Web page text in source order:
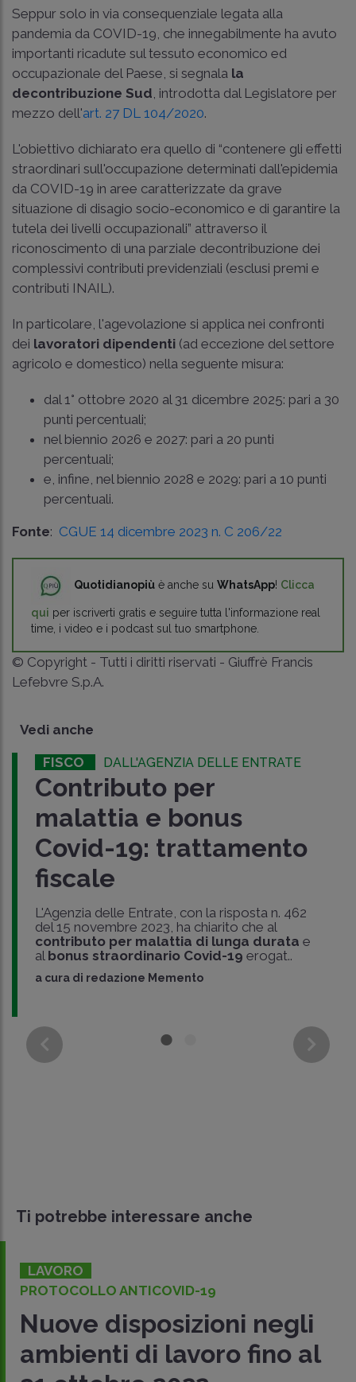
Seppur solo in via consequenziale legata alla
pandemia da COVID-19, che innegabilmente ha avuto
importanti ricadute sul tessuto economico ed
occupazionale del Paese, si segnala la
decontribuzione Sud, introdotta dal Legislatore per
mezzo dell'art. 27 DL 104/2020.
L'obiettivo dichiarato era quello di “contenere gli effetti
straordinari sull'occupazione determinati dall'epidemia
da COVID-19 in aree caratterizzate da grave
situazione di disagio socio-economico e di garantire la
tutela dei livelli occupazionali” attraverso il
riconoscimento di una parziale decontribuzione dei
complessivi contributi previdenziali (esclusi premi e
contributi INAIL).
In particolare, l'agevolazione si applica nei confronti
dei lavoratori dipendenti (ad eccezione del settore
agricolo e domestico) nella seguente misura:
dal 1° ottobre 2020 al 31 dicembre 2025: pari a 30
punti percentuali;
nel biennio 2026 e 2027: pari a 20 punti
percentuali;
e, infine, nel biennio 2028 e 2029: pari a 10 punti
percentuali.
Fonte: CGUE 14 dicembre 2023 n. C 206/22
Quotidianopiù è anche su WhatsApp! Clicca
qui per iscriverti gratis e seguire tutta l'informazione real
time, i video e i podcast sul tuo smartphone.
© Copyright - Tutti i diritti riservati - Giuffrè Francis
Lefebvre S.p.A.
Vedi anche
FISCO DALL'AGENZIA DELLE ENTRATE
Contributo per
malattia e bonus
Covid-19: trattamento
fiscale
L'Agenzia delle Entrate, con la risposta n. 462
del 15 novembre 2023, ha chiarito che al
contributo per malattia di lunga durata e
al bonus straordinario Covid-19 erogat..
a cura di redazione Memento
Ti potrebbe interessare anche
CONCILIAZIONE VITA-LAVORO
Pro e contro dello
working dopo la